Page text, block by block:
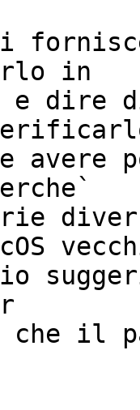
in
e dire
avere
il